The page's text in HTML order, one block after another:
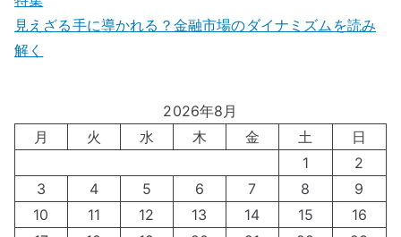
見えざる手に導かれる？金融市場のダイナミズムを読み
解く
2026年8月
月
火 水 木 金 土
日
1
2
3
4 5 6 7 8
9
10
11 12 13 14 15
16